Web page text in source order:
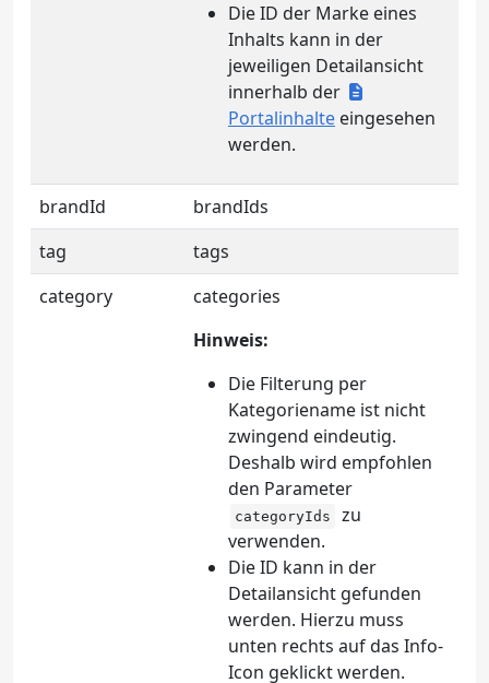
Die ID der Marke eines
Inhalts kann in der
jeweiligen Detailansicht
innerhalb der
Portalinhalte eingesehen
werden.
brandId
brandIds
tag
tags
category
categories
Hinweis:
Die Filterung per
Kategoriename ist nicht
zwingend eindeutig.
Deshalb wird empfohlen
den Parameter
categoryIds
zu
verwenden.
Die ID kann in der
Detailansicht gefunden
werden. Hierzu muss
unten rechts auf das Info-
Icon geklickt werden.